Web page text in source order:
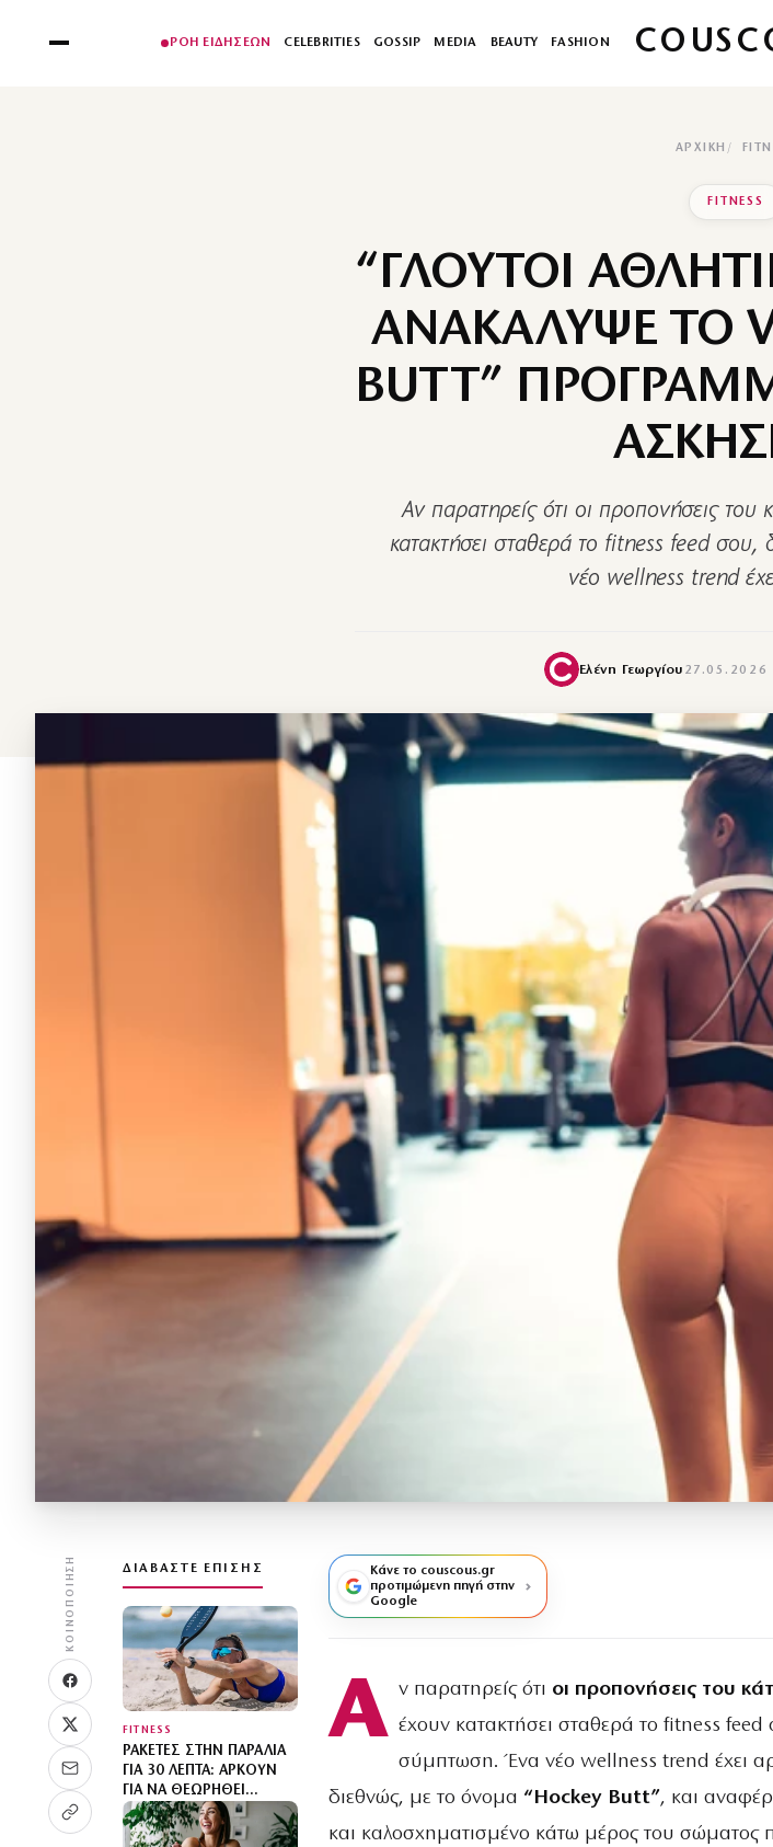
ΡΟΗ ΕΙΔΗΣΕΩΝ CELEBRITIES GOSSIP MEDIA BEAUTY FASHION
ΑΡΧΙΚΉ
FITNESS
“ΓΛΟΥΤΟΙ
ΑΝΑΚΑΛΥΨΕ ΤΟ
BUTT”
Αν παρατηρείς ότι οι προπονήσεις
κατακτήσει σταθερά το fitness feed
νέο wellness trend
Ελένη Γεωργίου 27.05.2026
ΚΟΙΝΟΠΟΊΗΣΗ ΔΙΑΒΆΣΤΕ ΕΠΊΣΗΣ
FITNESS
ΡΑΚΈΤΕΣ ΣΤΗΝ ΠΑΡΑΛΊΑ
ΓΙΑ 30 ΛΕΠΤΆ: ΑΡΚΟΎΝ
ΓΙΑ ΝΑ ΘΕΩΡΗΘΕΊ
ΆΣΚΗΣΗ;
Κάνε το couscous.gr
προτιμώμενη πηγή στην
Google
Α ν παρατηρείς ότι οι προπονήσεις του
έχουν κατακτήσει σταθερά το fitness feed
σύμπτωση. Ένα νέο wellness trend έχει
διεθνώς, με το όνομα “Hockey Butt”, και
και καλοσχηματισμένο κάτω μέρος του σώματος